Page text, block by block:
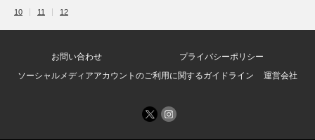
10 11 12
お問い合わせ
プライバシーポリシー
ソーシャルメディアアカウントのご利用に関するガイドライン
運営会社